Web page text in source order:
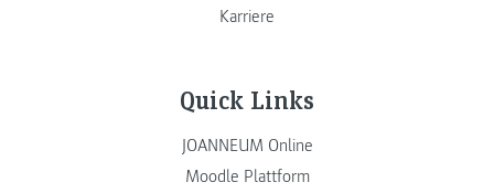
Karriere
Quick Links
JOANNEUM Online
Moodle Plattform